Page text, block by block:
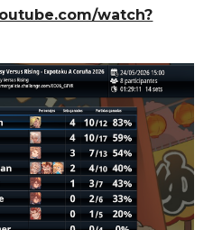
watch?